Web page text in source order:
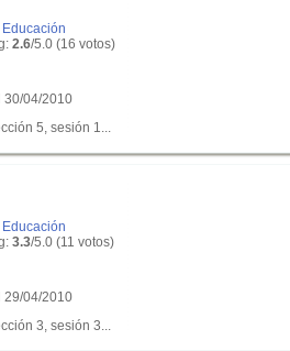
Educación
2.6/5.0 (16 votos)
30/04/2010
5, sesión 1...
Educación
3.3/5.0 (11 votos)
29/04/2010
3, sesión 3...